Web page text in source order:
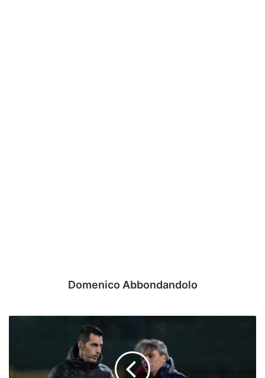
Domenico Abbondandolo
attaccante